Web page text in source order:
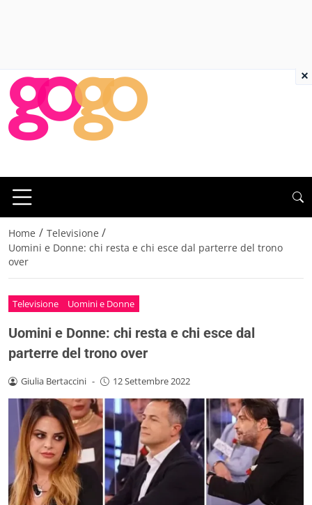
Home / Televisione /
Uomini e Donne: chi resta e chi esce dal parterre del trono
over
Televisione Uomini e Donne
Uomini e Donne: chi resta e chi esce dal
parterre del trono over
Giulia Bertaccini - 12 Settembre 2022
×